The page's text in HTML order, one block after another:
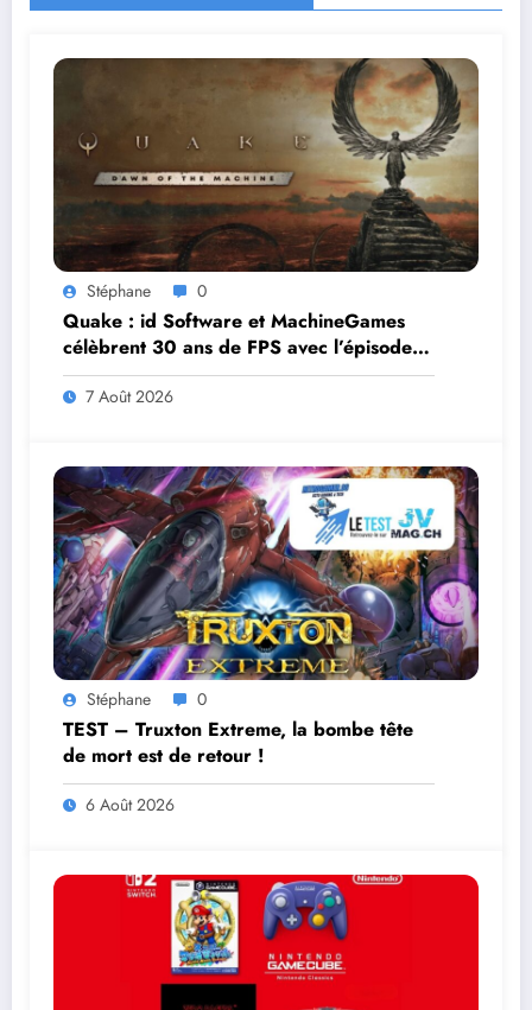
Stéphane 0
Quake : id Software et MachineGames
célèbrent 30 ans de FPS avec l’épisode
gratuit Dawn of the Machine
7 Août 2026
Stéphane 0
TEST – Truxton Extreme, la bombe tête
de mort est de retour !
6 Août 2026